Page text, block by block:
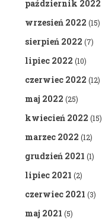
październik 2022
wrzesień 2022 (15)
sierpień 2022 (7)
lipiec 2022 (10)
czerwiec 2022 (12)
maj 2022 (25)
kwiecień 2022 (15)
marzec 2022 (12)
grudzień 2021 (1)
lipiec 2021 (2)
czerwiec 2021 (3)
maj 2021 (5)